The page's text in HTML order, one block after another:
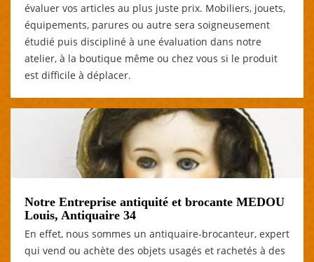
évaluer vos articles au plus juste prix. Mobiliers, jouets,
équipements, parures ou autre sera soigneusement
étudié puis discipliné à une évaluation dans notre
atelier, à la boutique même ou chez vous si le produit
est difficile à déplacer.
Notre Entreprise antiquité et brocante MEDOU
Louis, Antiquaire 34
En effet, nous sommes un antiquaire-brocanteur, expert
qui vend ou achète des objets usagés et rachetés à des